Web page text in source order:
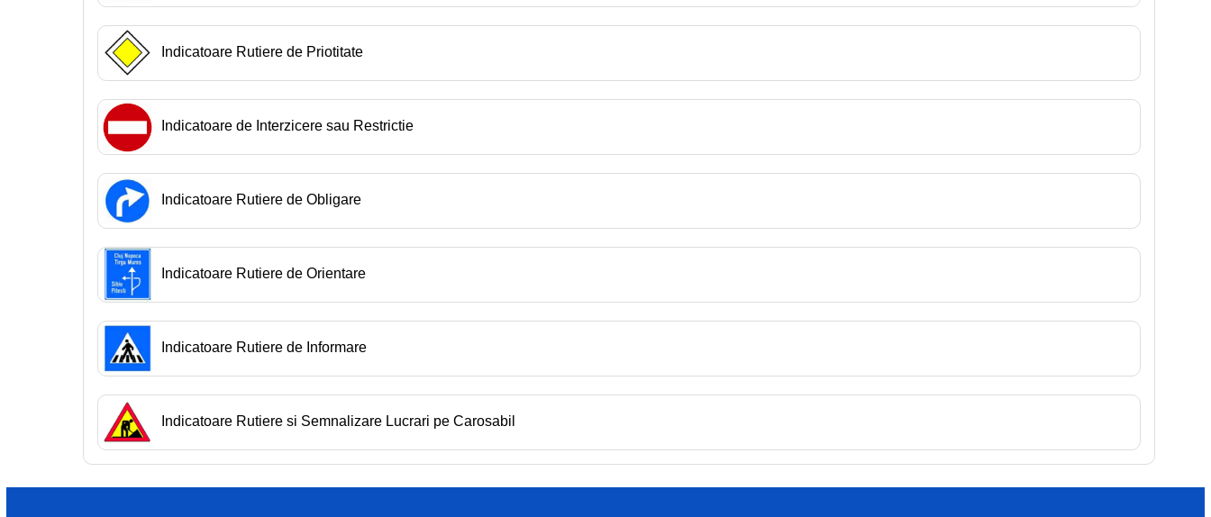
Indicatoare Rutiere de Priotitate
Indicatoare de Interzicere sau Restrictie
Indicatoare Rutiere de Obligare
Indicatoare Rutiere de Orientare
Indicatoare Rutiere de Informare
Indicatoare Rutiere si Semnalizare Lucrari pe Carosabil